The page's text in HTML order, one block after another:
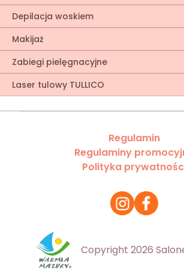
Depilacja woskiem
Makijaż
Zabiegi pielęgnacyjne
Laser tulowy TULLICO
Regulamin
Regulaminy
Polityka
Copyright 2026